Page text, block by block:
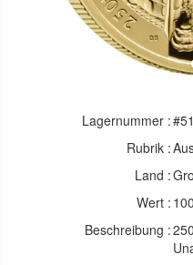
Lagernummer :
Rubrik :
Land :
Wert :
Beschreibung :